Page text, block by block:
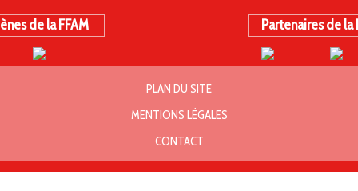
de la FFAM Partenaires de la
PLAN DU SITE
MENTIONS LÉGALES
CONTACT